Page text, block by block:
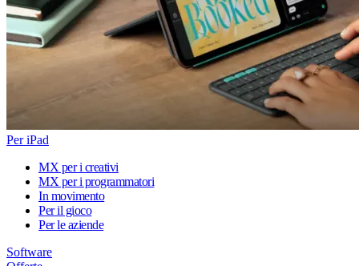
Per iPad
MX per i creativi
MX per i programmatori
In movimento
Per il gioco
Per le aziende
Software